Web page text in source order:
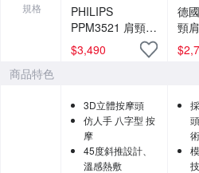
規格
PHILIPS
PPM3521 肩頸按
摩披肩
$3,490
德
頸
摩
$
商品特色
3D立體按摩頭
仿人手 八字型 按
摩
45度斜推設計、
溫感熱敷
術